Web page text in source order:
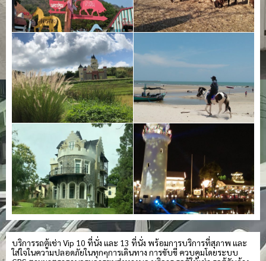
บริการรถตู้เช่า Vip 10 ที่นั่ง และ 13 ที่นั่ง พร้อมการบริการที่สุภาพ และ
ใส่ใจในความปลอดภัยในทุกๆการเดินทาง การขับขี่ ควบคุมโดยระบบ